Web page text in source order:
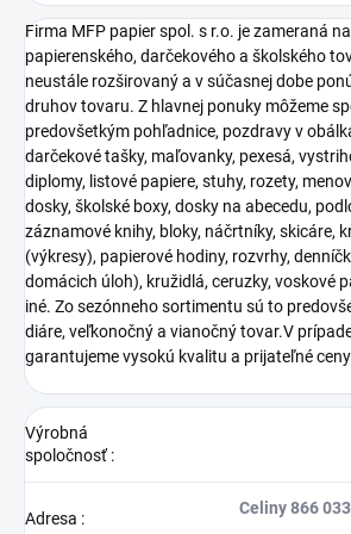
Firma MFP papier spol. s r.o. je zameraná
papierenského, darčekového a školského
neustále rozširovaný a v súčasnej dobe
druhov tovaru. Z hlavnej ponuky môžeme
predovšetkým pohľadnice, pozdravy v
darčekové tašky, maľovanky, pexesá,
diplomy, listové papiere, stuhy, rozety,
dosky, školské boxy, dosky na abecedu,
záznamové knihy, bloky, náčrtníky, skicáre,
(výkresy), papierové hodiny, rozvrhy,
domácich úloh), kružidlá, ceruzky, voskové
iné. Zo sezónneho sortimentu sú to
diáre, veľkonočný a vianočný tovar.V
garantujeme vysokú kvalitu a prijateľné
Výrobná
spoločnosť:
Adresa :
Celiny 866